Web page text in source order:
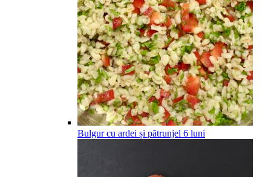
Bulgur cu ardei și pătrunjel 6 luni